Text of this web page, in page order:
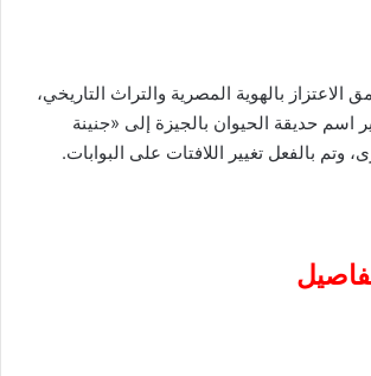
بالهوية المصرية والتراث التاريخي،
اسم حديقة الحيوان بالجيزة إلى «جنينة
وتم بالفعل تغيير اللافتات على البوابات.